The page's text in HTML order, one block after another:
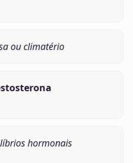
ou climatério
hormonais